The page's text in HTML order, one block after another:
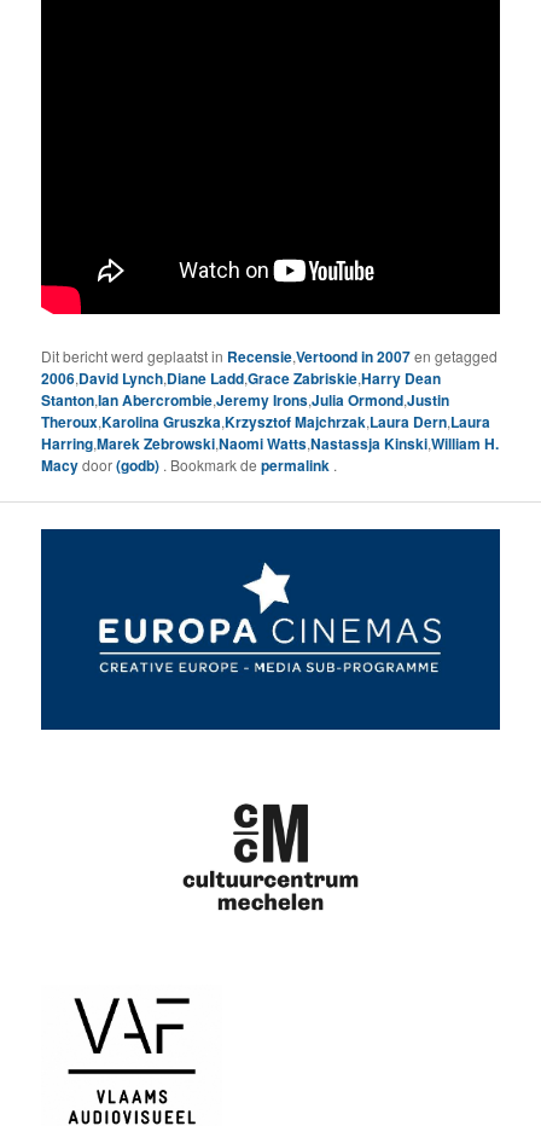
Dit bericht werd geplaatst in Recensie,Vertoond in 2007en getagged
2006,David Lynch,Diane Ladd,Grace Zabriskie,Harry Dean
Stanton,Ian Abercrombie,Jeremy Irons,Julia Ormond,Justin
Theroux,Karolina Gruszka,Krzysztof Majchrzak,Laura Dern,Laura
Harring,Marek Zebrowski,Naomi Watts,Nastassja Kinski,William H.
Macydoor(godb) . Bookmark depermalink .